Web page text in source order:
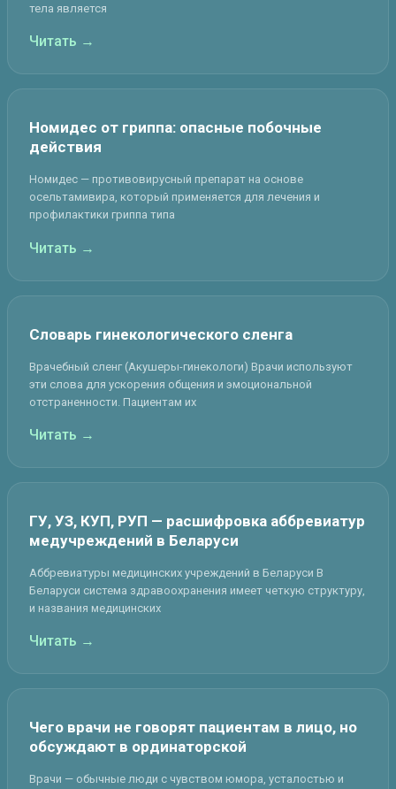
тела является
Читать →
Номидес от гриппа: опасные побочные
действия
Номидес — противовирусный препарат на основе
осельтамивира, который применяется для лечения и
профилактики гриппа типа
Читать →
Словарь гинекологического сленга
Врачебный сленг (Акушеры-гинекологи) Врачи используют
эти слова для ускорения общения и эмоциональной
отстраненности. Пациентам их
Читать →
ГУ, УЗ, КУП, РУП — расшифровка аббревиатур
медучреждений в Беларуси
Аббревиатуры медицинских учреждений в Беларуси В
Беларуси система здравоохранения имеет четкую структуру,
и названия медицинских
Читать →
Чего врачи не говорят пациентам в лицо, но
обсуждают в ординаторской
Врачи — обычные люди с чувством юмора, усталостью и